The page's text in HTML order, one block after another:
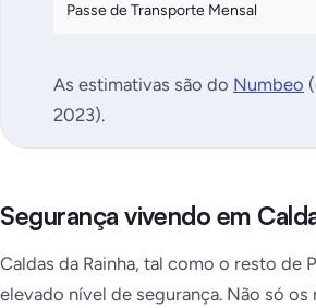
Passe de Transporte Mensal
As estimativas são do Numbeo
2023).
Segurança vivendo em
Caldas da Rainha, tal como o resto de
elevado nível de segurança. Não só